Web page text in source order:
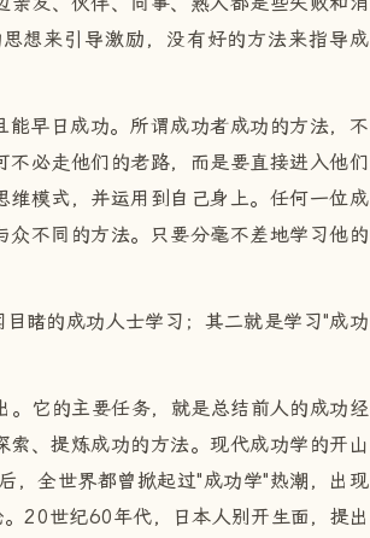
想来引导激励，没有好的方法来指导成
早日成功。所谓成功者成功的方法，不
必走他们的老路，而是要直接进入他们
模式，并运用到自己身上。任何一位成
不同的方法。只要分毫不差地学习他的
睹的成功人士学习；其二就是学习"成功
它的主要任务，就是总结前人的成功经
、提炼成功的方法。现代成功学的开山
，全世界都曾掀起过"成功学"热潮，出现
20世纪60年代，日本人别开生面，提出